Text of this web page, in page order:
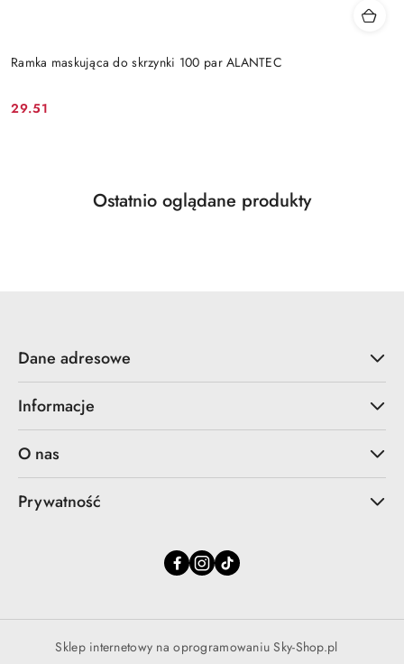
Ramka maskująca do skrzynki 100 par ALANTEC
Cena:
29.51
Pomiń karuzelę produktów
Produkty
Ostatnio oglądane produkty
Dane adresowe
Informacje
O nas
Prywatność
Sklep internetowy na oprogramowaniu Sky-Shop.pl